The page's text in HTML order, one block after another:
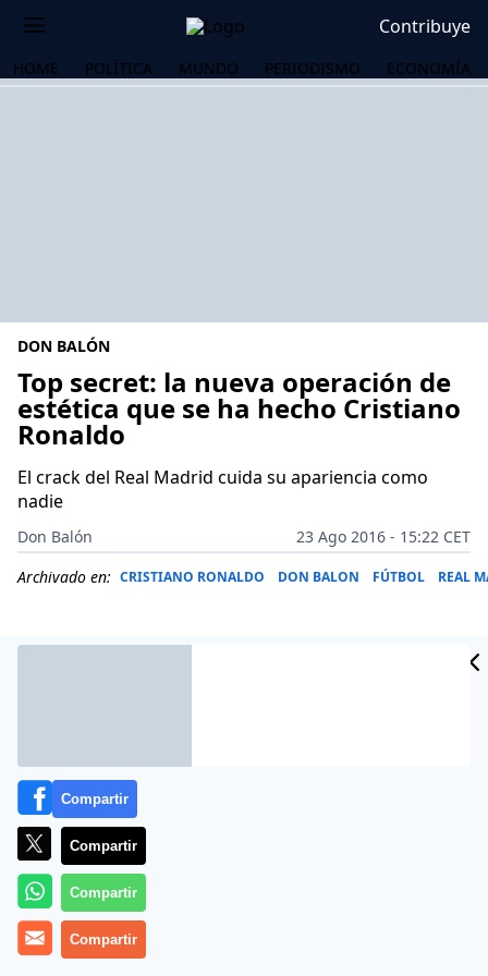
Contribuye
HOME POLÍTICA MUNDO PERIODISMO ECONOMÍA
DON BALÓN
Top secret: la nueva operación de
estética que se ha hecho Cristiano
Ronaldo
El crack del Real Madrid cuida su apariencia como
nadie
Don Balón
23 Ago 2016 - 15:22 CET
Archivado en: CRISTIANO RONALDO DON BALON FÚTBOL REAL
Cristiano Ronaldo mima el detalle. El jugador del Real
es un perfeccionista en el terreno de juego y fuera. El
Compartir
Compartir
Compartir
Compartir